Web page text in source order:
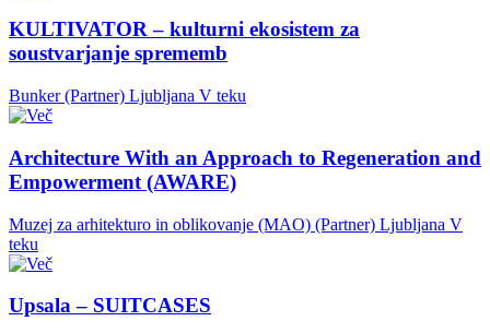
KULTIVATOR – kulturni ekosistem za
soustvarjanje sprememb
Bunker (Partner) Ljubljana V teku
Architecture With an Approach to Regeneration and
Empowerment (AWARE)
Muzej za arhitekturo in oblikovanje (MAO) (Partner) Ljubljana V
teku
Upsala – SUITCASES